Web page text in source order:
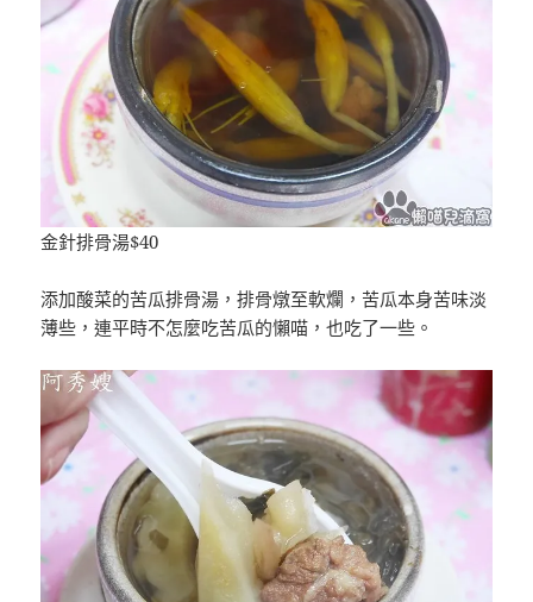
金針排骨湯$40
添加酸菜的苦瓜排骨湯，排骨燉至軟爛，苦瓜本身苦味淡
薄些，連平時不怎麼吃苦瓜的懶喵，也吃了一些。